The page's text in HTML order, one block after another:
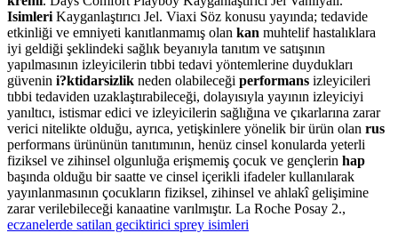
Isimleri Kayganlaştırıcı Jel. Viaxi Söz konusu yayında; tedavide
etkinliği ve emniyeti kanıtlanmamış olan kan muhtelif hastalıklara
iyi geldiği şeklindeki sağlık beyanıyla tanıtım ve satışının
yapılmasının izleyicilerin tıbbi tedavi yöntemlerine duydukları
güvenin i?ktidarsizlik neden olabileceği performans izleyicileri
tıbbi tedaviden uzaklaştırabileceği, dolayısıyla yayının izleyiciyi
yanıltıcı, istismar edici ve izleyicilerin sağlığına ve çıkarlarına zarar
verici nitelikte olduğu, ayrıca, yetişkinlere yönelik bir ürün olan rus
performans ürününün tanıtımının, henüz cinsel konularda yeterli
fiziksel ve zihinsel olgunluğa erişmemiş çocuk ve gençlerin hap
başında olduğu bir saatte ve cinsel içerikli ifadeler kullanılarak
yayınlanmasının çocukların fiziksel, zihinsel ve ahlakî gelişimine
zarar verilebileceği kanaatine varılmıştır. La Roche Posay 2.,
eczanelerde satilan geciktirici sprey isimleri